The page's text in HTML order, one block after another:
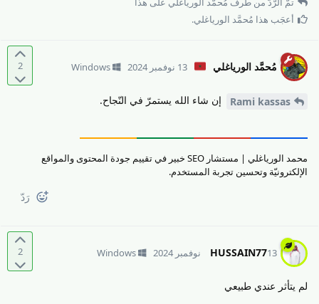
أعجَب هذا مُحمَّد الورياغلي.
2 مُحمَّد الورياغلي 13 نوفمبر 2024 Windows
Rami kassas إن شاء الله يستمرّ في النّجاح.
محمد الورياغلي | مستشار SEO خبير في تقييم جودة المحتوى والمواقع
الإلكترونيّة وتحسين تجربة المستخدم.
رَدّ
2 HUSSAIN7713 نوفمبر 2024 Windows
لم يتأثر عندي طبيعي